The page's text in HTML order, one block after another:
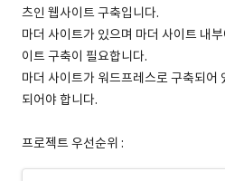
츠인 웹사이트 구축입니다.
마더 사이트가 있으며 마더 사이트 내
이트 구축이 필요합니다.
마더 사이트가 워드프레스로 구축되어
되어야 합니다.
프로젝트 우선순위 :